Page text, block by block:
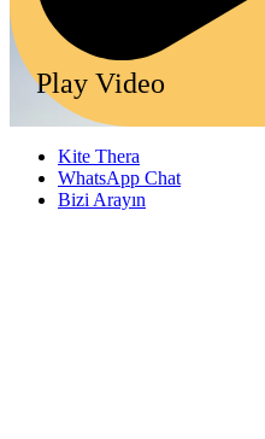
Play Video
Kite Thera
WhatsApp Chat
Bizi Arayın